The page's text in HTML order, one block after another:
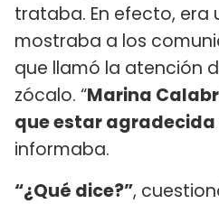
trataba. En efecto, era
mostraba a los
que llamó la atención
zócalo. “Marina
que estar
informaba.
“¿Qué dice?”,